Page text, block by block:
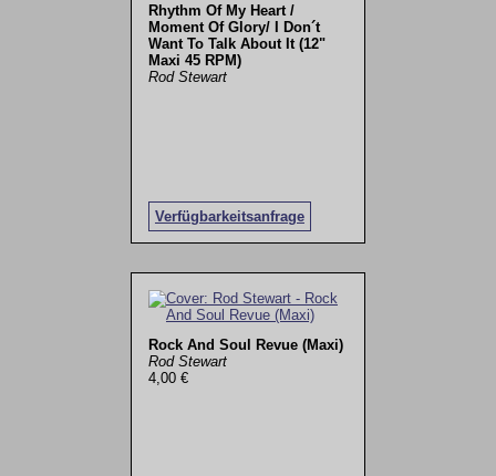
Rhythm Of My Heart /
Moment Of Glory/ I Don´t
Want To Talk About It (12"
Maxi 45 RPM)
Rod Stewart
Verfügbarkeitsanfrage
Rock And Soul Revue (Maxi)
Rod Stewart
4,00 €